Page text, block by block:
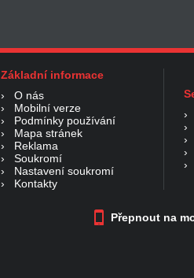
Základní informace
› O nás
› Mobilní verze
› Podmínky používání
› Mapa stránek
› Reklama
› Soukromí
› Nastavení soukromí
› Kontakty
›
›
›
›
›
Přepnout na